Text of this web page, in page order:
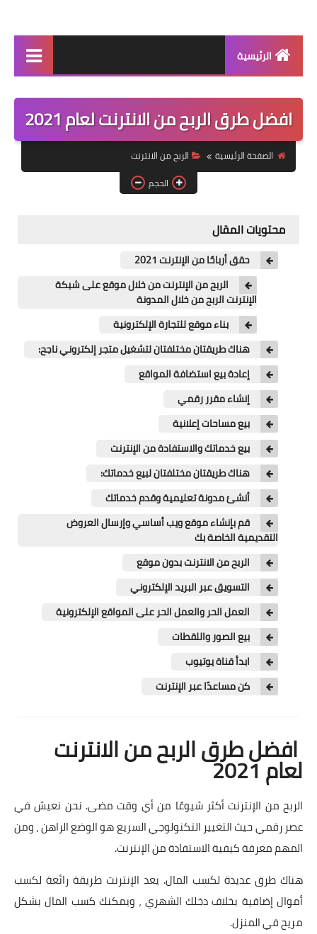
الرئيسية
اكلات ست بيت
الربح من الانترنت
شروحات
اخبار التعليم
اخبار الرياضه
اسعار السيارات
روايات عربية
افضل طرق الربح من الانترنت لعام 2021
الصفحة الرئيسية
الربح من الانترنت
الحجم
محتويات المقال
حقق أرباحًا من الإنترنت 2021
الربح من الإنترنت من خلال موقع على شبكة
الإنترنت الربح من خلال المدونة
بناء موقع للتجارة الإلكترونية
هناك طريقتان مختلفتان لتشغيل متجر إلكتروني ناجح:
إعادة بيع استضافة المواقع
إنشاء مقرر رقمي
بيع مساحات إعلانية
بيع خدماتك والاستفادة من الإنترنت
هناك طريقتان مختلفتان لبيع خدماتك:
أنشئ مدونة تعليمية وقدم خدماتك
قم بإنشاء موقع ويب أساسي وإرسال العروض
التقديمية الخاصة بك
الربح من الانترنت بدون موقع
التسويق عبر البريد الإلكتروني
العمل الحر والعمل الحر على المواقع الإلكترونية
بيع الصور واللقطات
ابدأ قناة يوتيوب
كن مساعدًا عبر الإنترنت
افضل طرق الربح من الانترنت
لعام 2021
الربح من الإنترنت أكثر شيوعًا من أي وقت مضى. نحن نعيش في
عصر رقمي حيث التغيير التكنولوجي السريع هو الوضع الراهن ، ومن
المهم معرفة كيفية الاستفادة من الإنترنت.
هناك طرق عديدة لكسب المال. يعد الإنترنت طريقة رائعة لكسب
أموال إضافية بخلاف دخلك الشهري ، ويمكنك كسب المال بشكل
مريح في المنزل.